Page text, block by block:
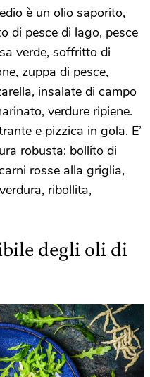
è un olio saporito,
di pesce di lago, pesce
verde, soffritto di
zuppa di pesce,
insalate di campo
verdure ripiene.
e pizzica in gola. E’
robusta: bollito di
rosse alla griglia,
ribollita,
degli oli di